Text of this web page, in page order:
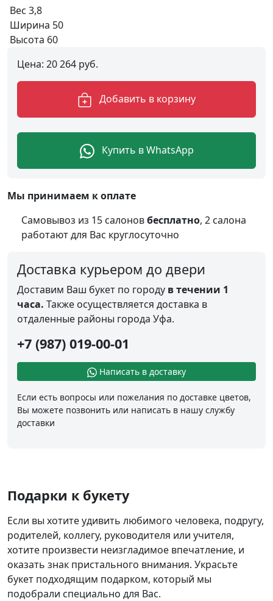
Вес 3,8
Ширина 50
Высота 60
Цена: 20 264 руб.
Добавить в корзину
Купить в WhatsApp
Мы принимаем к оплате
Самовывоз из 15 салоновбесплатно, 2 салона
работают для Вас круглосуточно
Доставка курьером до двери
Доставим Ваш букет по городу в течении 1
часа. Также осуществляется доставка в
отдаленные районы города Уфа.
+7 (987) 019-00-01
Написать в доставку
Если есть вопросы или пожелания по доставке цветов,
Вы можете позвонить или написать в нашу службу
доставки
Подарки к букету
Если вы хотите удивить любимого человека, подругу,
родителей, коллегу, руководителя или учителя,
хотите произвести неизгладимое впечатление, и
оказать знак пристального внимания. Украсьте
букет подходящим подарком, который мы
подобрали специально для Вас.